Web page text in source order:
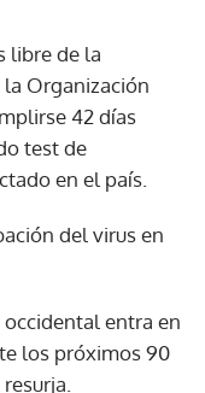
libre de la
Organización
42 días
test de
en el país.
del virus en
entra en
los próximos 90